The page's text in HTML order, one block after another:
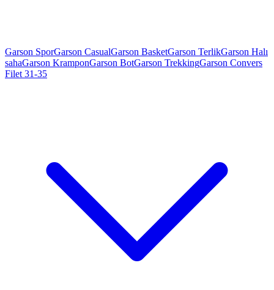
Garson SporGarson CasualGarson BasketGarson TerlikGarson Halı
sahaGarson KramponGarson BotGarson TrekkingGarson Convers
Filet 31-35